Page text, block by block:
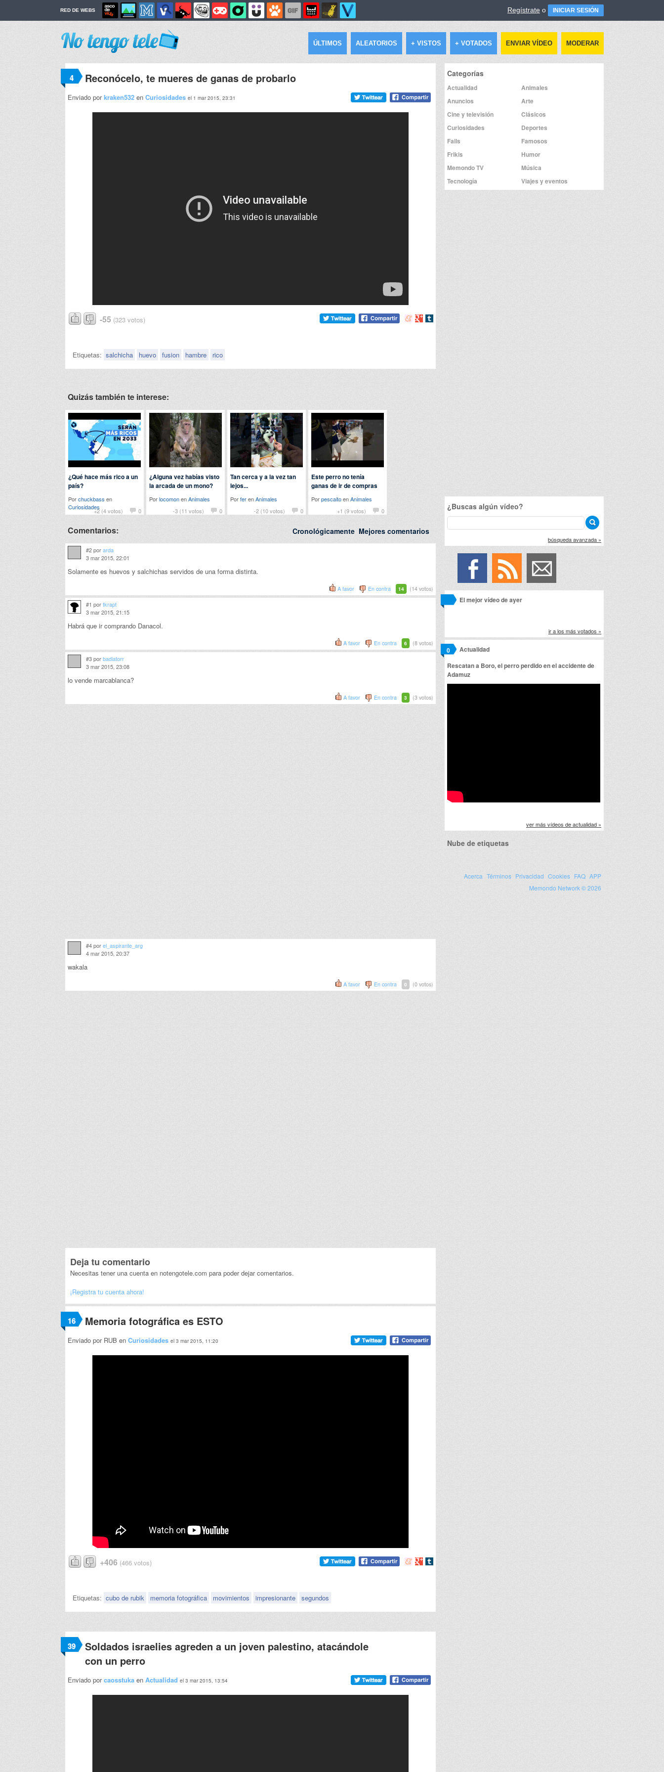
RED DE WEBS Regístrate o INICIAR SESIÓN
ÚLTIMOS ALEATORIOS + VISTOS + VOTADOS ENVIAR VÍDEO MODERAR
4 Reconócelo, te mueres de ganas de probarlo
Enviado porkraken532 en Curiosidades el 1 mar 2015, 23:31
-55 (323 votos)
Compartir
Compartir
Compartir
Etiquetas: salchicha huevo fusion hambre rico
Quizás también te interese:
+2 (4 votos) 0
¿Qué hace más rico a un
país?
Porchuckbass en
Curiosidades
-3 (11 votos) 0
¿Alguna vez habías visto
la arcada de un mono?
PorlocomonenAnimales
-2 (10 votos)
0
Tan cerca y a la vez tan
lejos...
PorferenAnimales
+1 (9 votos)
0
Este perro no tenía
ganas de ir de compras
PorpescaitoenAnimales
Comentarios: Mejores comentarios
Cronológicamente
#2 porarda
3 mar 2015, 22:01
Solamente es huevos y salchichas servidos de una forma distinta.
A favor En contra 14 (14 votos)
#1 portkrapt
3 mar 2015, 21:15
Habrá que ir comprando Danacol.
A favor En contra 6 (8 votos)
#3 porbadiatorr
3 mar 2015, 23:08
lo vende marcablanca?
A favor En contra 3 (3 votos)
#4 porel_aspirante_arg
4 mar 2015, 20:37
wakala
A favor En contra 0 (0 votos)
Deja tu comentario
Necesitas tener una cuenta en notengotele.com para poder dejar comentarios.
¡Registra tu cuenta ahora!
16 Memoria fotográfica es ESTO
Enviado por RUB en Curiosidades el 3 mar 2015, 11:20
+406 (466 votos)
Compartir
Compartir
Compartir
Etiquetas: cubo de rubik memoria fotográfica movimientos impresionante segundos
39
Soldados israelies agreden a un joven palestino, atacándole
con un perro
Enviado porcaosstuka en Actualidad el 3 mar 2015, 13:54
Categorías
Actualidad
Animales
Anuncios
Arte
Cine y televisión
Clásicos
Curiosidades
Deportes
Fails
Famosos
Frikis
Humor
Memondo TV
Música
Tecnología
Viajes y eventos
¿Buscas algún vídeo?
búsqueda avanzada »
El mejor vídeo de ayer
ir a los más votados »
Actualidad
0
Rescatan a Boro, el perro perdido en el accidente de
Adamuz
ver más vídeos de actualidad »
Nube de etiquetas
Acerca Términos Privacidad Cookies FAQ APP
Memondo Network © 2026